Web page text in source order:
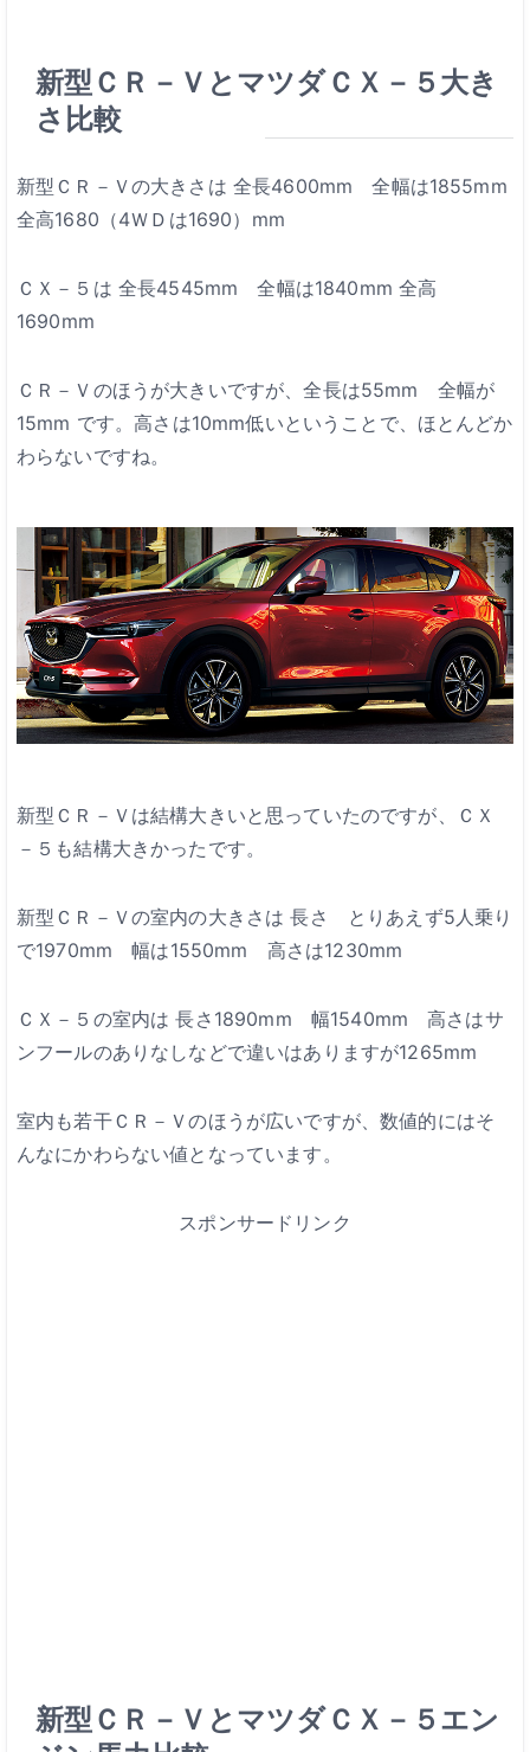
新型ＣＲ－ＶとマツダＣＸ－５大き
さ比較
新型ＣＲ－Ｖの大きさは 全長4600mm 全幅は1855mm
全高1680（4ＷＤは1690）mm
ＣＸ－５は 全長4545mm 全幅は1840mm 全高
1690mm
ＣＲ－Ｖのほうが大きいですが、全長は55mm 全幅が
15mm です。高さは10mm低いということで、ほとんどか
わらないですね。
新型ＣＲ－Ｖは結構大きいと思っていたのですが、ＣＸ
－５も結構大きかったです。
新型ＣＲ－Ｖの室内の大きさは 長さ とりあえず5人乗り
で1970mm 幅は1550mm 高さは1230mm
ＣＸ－５の室内は 長さ1890mm 幅1540mm 高さはサ
ンフールのありなしなどで違いはありますが1265mm
室内も若干ＣＲ－Ｖのほうが広いですが、数値的にはそ
んなにかわらない値となっています。
スポンサードリンク
新型ＣＲ－ＶとマツダＣＸ－５エン